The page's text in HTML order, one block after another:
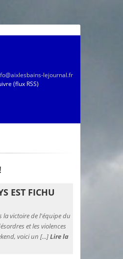
lejournal.fr
(flux RSS)
EST FICHU
la victoire de l'équipe du
et les violences
voici un [...]Lire la